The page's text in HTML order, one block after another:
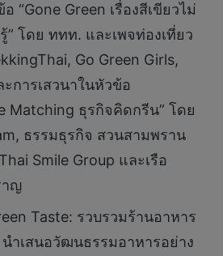
“Gone Green เรื่องสีเขียวไม่
” โดย ททท. และเพจท่องเที่ยว
Go Green Girls,
การเสวนาในหัวข้อ
Matching ธุรกิจคิดกรีน” โดย
ธรรมธุรกิจ สวนสามพราน
Smile Group และเรือ
าญ
Taste: รวบรวมร้านอาหาร
ำเสนอวัฒนธรรมอาหารอย่าง